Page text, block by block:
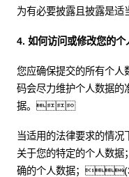
为有必要披露且披露是
4. 如何访问或修改您的个
您应确保提交的所有个
码会尽力维护个人数据
据。
当适用的法律要求的情
关于您的特定的个人数
确的个人数据；